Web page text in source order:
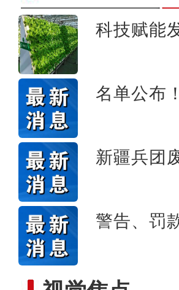
科技赋能
名单公布
新疆兵团
警告、罚